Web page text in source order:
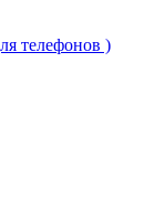
телефонов )